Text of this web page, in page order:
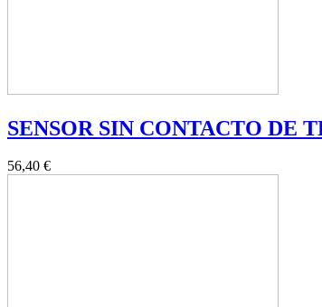
SENSOR SIN CONTACTO DE
56,40 €